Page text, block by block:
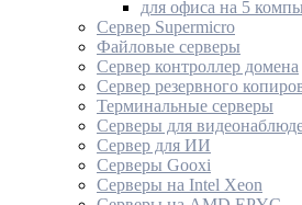
для офиса на 5
Сервер Supermicro
Файловые серверы
Сервер контроллер домена
Сервер резервного
Терминальные серверы
Серверы для
Сервер для ИИ
Серверы Gooxi
Серверы на Intel Xeon